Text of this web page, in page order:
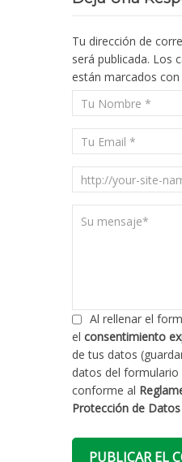
Tu dirección de
será publicada. Los
están marcados con
Al rellenar el
el consentimiento
de tus datos
datos del formulario
conforme al
Protección de Datos